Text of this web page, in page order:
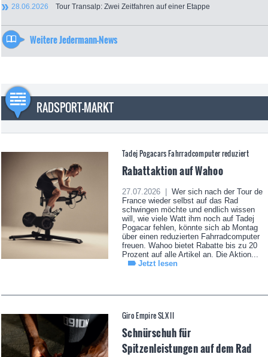
28.06.2026 Tour Transalp: Zwei Zeitfahren auf einer Etappe
Weitere Jedermann-News
RADSPORT-MARKT
Tadej Pogacars Fahrradcomputer reduziert
Rabattaktion auf Wahoo
27.07.2026 |
Wer sich nach der Tour de
France wieder selbst auf das Rad
schwingen möchte und endlich wissen
will, wie viele Watt ihm noch auf Tadej
Pogacar fehlen, könnte sich ab Montag
über einen reduzierten Fahrradcomputer
freuen. Wahoo bietet Rabatte bis zu 20
Prozent auf alle Artikel an. Die Aktion...
Jetzt lesen
Giro Empire SLX II
Schnürschuh für
Spitzenleistungen auf dem Rad